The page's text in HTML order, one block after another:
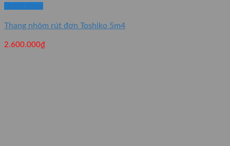
Quick View
Thang nhôm rút đơn Toshiko 5m4
2.600.000₫